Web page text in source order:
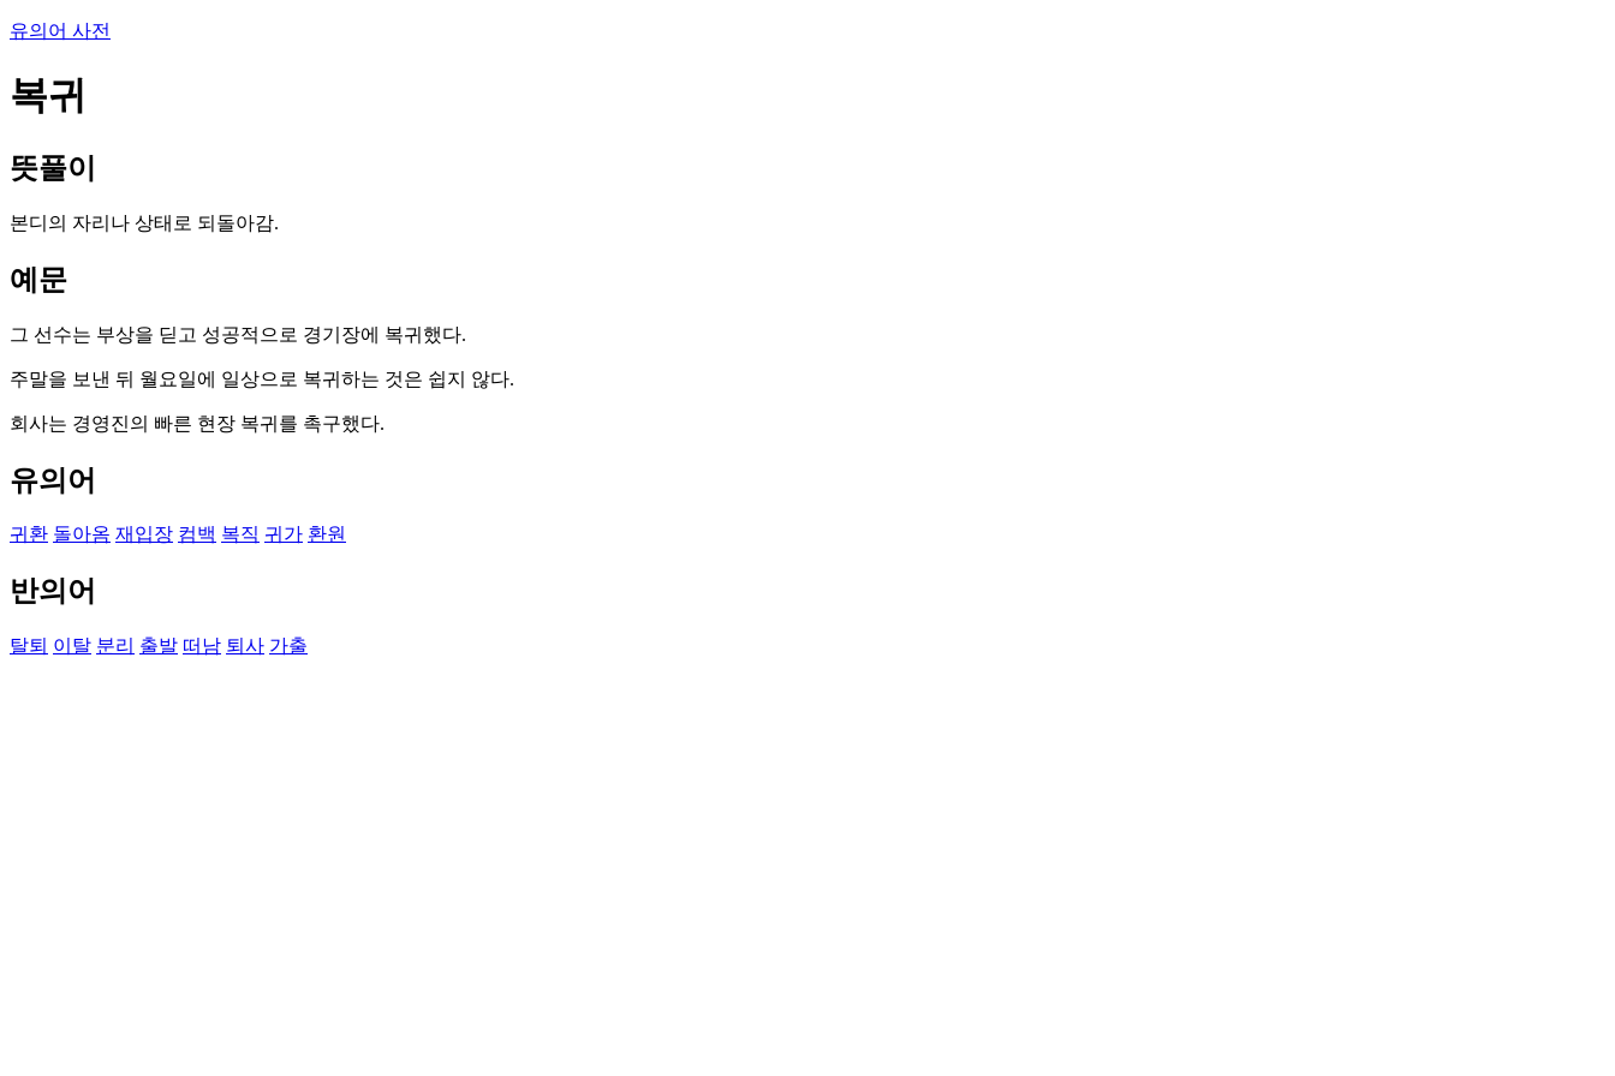
유의어 사전
복귀
뜻풀이
본디의 자리나 상태로 되돌아감.
예문
그 선수는 부상을 딛고 성공적으로 경기장에 복귀했다.
주말을 보낸 뒤 월요일에 일상으로 복귀하는 것은 쉽지 않다.
회사는 경영진의 빠른 현장 복귀를 촉구했다.
유의어
귀환 돌아옴 재입장 컴백 복직 귀가 환원
반의어
탈퇴 이탈 분리 출발 떠남 퇴사 가출